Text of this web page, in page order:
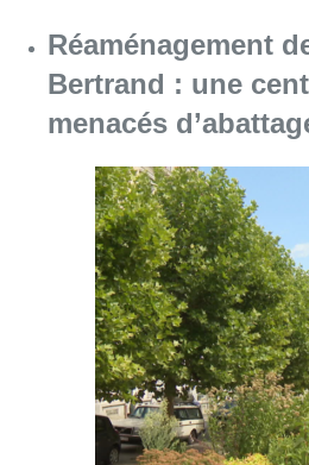
Réaménagement
Bertrand : une
menacés